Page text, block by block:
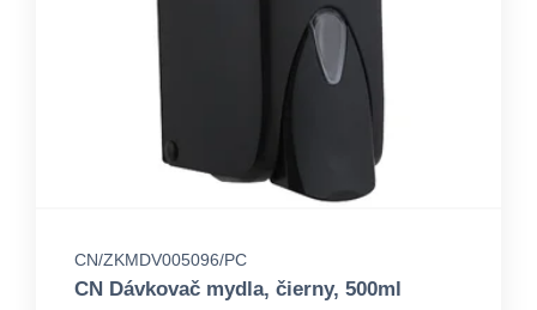
CN/ZKMDV005096/PC
CN Dávkovač mydla, čierny, 500ml